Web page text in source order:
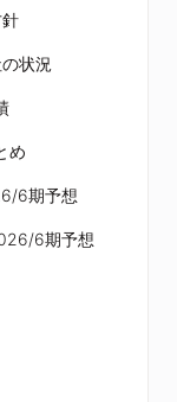
状況
め
6期予想
6期予想